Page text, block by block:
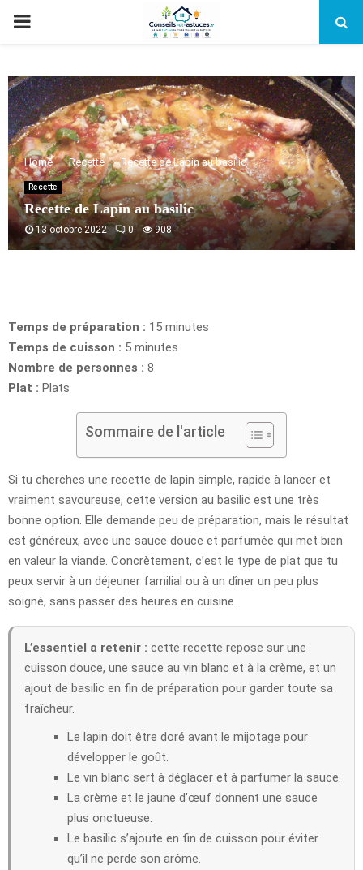
PRIMARY
Home Recette Recette de Lapin au basilic
Recette
Recette de Lapin au basilic
13 octobre 2022 0 908
Temps de préparation : 15 minutes
Temps de cuisson : 5 minutes
Nombre de personnes : 8
Plat : Plats
Sommaire de l'article
Si tu cherches une recette de lapin simple, rapide à lancer et
vraiment savoureuse, cette version au basilic est une très
bonne option. Elle demande peu de préparation, mais le résultat
est généreux, avec une sauce douce et parfumée qui met bien
en valeur la viande. Concrètement, c’est le type de plat que tu
peux servir à un déjeuner familial ou à un dîner un peu plus
soigné, sans passer des heures en cuisine.
L’essentiel a retenir : cette recette repose sur une
cuisson douce, une sauce au vin blanc et à la crème, et un
ajout de basilic en fin de préparation pour garder toute sa
fraîcheur.
Le lapin doit être doré avant le mijotage pour
développer le goût.
Le vin blanc sert à déglacer et à parfumer la sauce.
La crème et le jaune d’œuf donnent une sauce
plus onctueuse.
Le basilic s’ajoute en fin de cuisson pour éviter
qu’il ne perde son arôme.